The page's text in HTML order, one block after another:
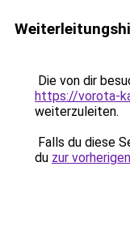
Die von dir
https://vorota-
weiterzuleiten.
Falls du diese
du zur